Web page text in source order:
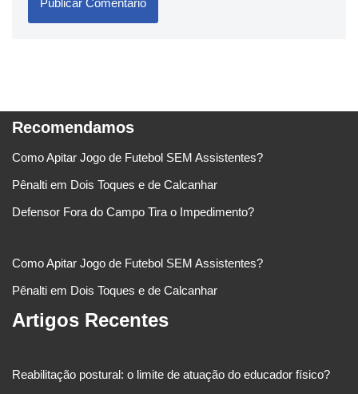
Recomendamos
Como Apitar Jogo de Futebol SEM Assistentes?
Pênalti em Dois Toques e de Calcanhar
Defensor Fora do Campo Tira o Impedimento?
Como Apitar Jogo de Futebol SEM Assistentes?
Pênalti em Dois Toques e de Calcanhar
Artigos Recentes
Reabilitação postural: o limite de atuação do educador físico?